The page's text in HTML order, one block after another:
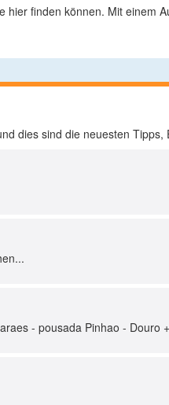
finden können. Mit einem
dies sind die neuesten
- pousada Pinhao - Douro